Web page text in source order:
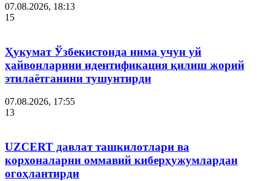
07.08.2026, 18:13
15
Ҳукумат Ўзбекистонда нима учун уй
ҳайвонларини идентификация қилиш жорий
этилаётганини тушунтирди
07.08.2026, 17:55
13
UZCERT давлат ташкилотлари ва
корхоналарни оммавий киберҳужумлардан
огоҳлантирди